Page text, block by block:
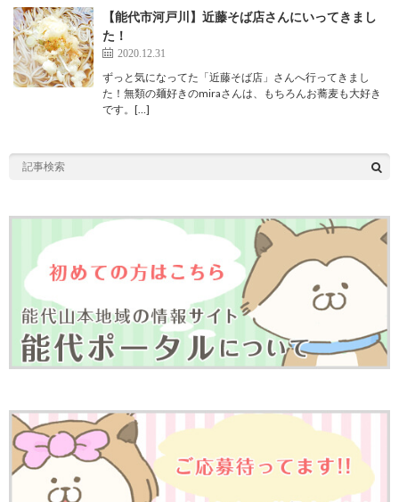
【能代市河戸川】近藤そば店さんにいってきまし
た！
2020.12.31
ずっと気になってた「近藤そば店」さんへ行ってきまし
た！無類の麺好きのmiraさんは、もちろんお蕎麦も大好き
です。[…]